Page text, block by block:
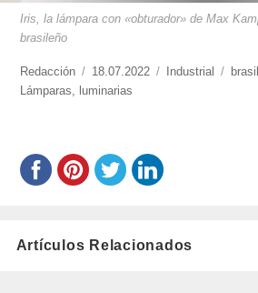
Iris, la lámpara con «obturador» de Max
brasileño
https://www.experimenta.es/author/redaccion/
Redacción
Publicado
el
18.07.2022 Categorías
Industrial brasil
Lámparas
luminarias
Artículos Relacionados